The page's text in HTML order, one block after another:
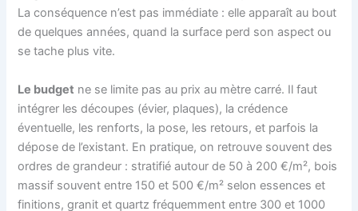
La conséquence n’est pas immédiate : elle apparaît au bout
de quelques années, quand la surface perd son aspect ou
se tache plus vite.
Le budget ne se limite pas au prix au mètre carré. Il faut
intégrer les découpes (évier, plaques), la crédence
éventuelle, les renforts, la pose, les retours, et parfois la
dépose de l’existant. En pratique, on retrouve souvent des
ordres de grandeur : stratifié autour de 50 à 200 €/m², bois
massif souvent entre 150 et 500 €/m² selon essences et
finitions, granit et quartz fréquemment entre 300 et 1000